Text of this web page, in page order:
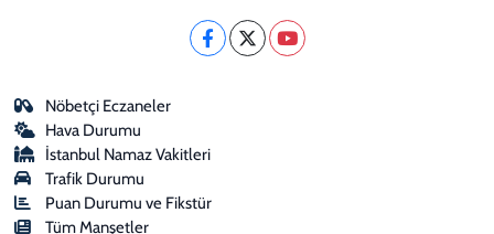
Nöbetçi Eczaneler
Hava Durumu
İstanbul Namaz Vakitleri
Trafik Durumu
Puan Durumu ve Fikstür
Tüm Manşetler